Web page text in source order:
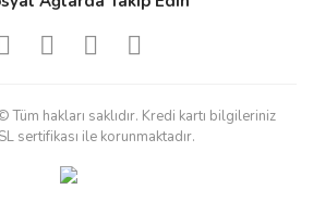
hakları saklıdır. Kredi kartı bilgileriniz
sertifikası ile korunmaktadır.